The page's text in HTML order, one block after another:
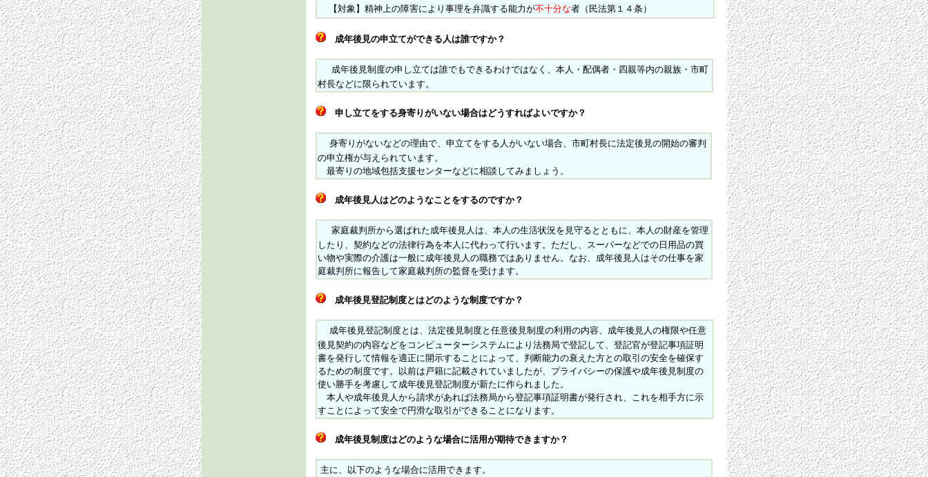
【対象】精神上の障害により事理を弁識する能力が不十分な者（民法第１４条）
成年後見の申立てができる人は誰ですか？
成年後見制度の申し立ては誰でもできるわけではなく、本人・配偶者・四親等内の親族・市町
村長などに限られています。
申し立てをする身寄りがいない場合はどうすればよいですか？
身寄りがないなどの理由で、申立てをする人がいない場合、市町村長に法定後見の開始の審判
の申立権が与えられています。
最寄りの地域包括支援センターなどに相談してみましょう。
成年後見人はどのようなことをするのですか？
家庭裁判所から選ばれた成年後見人は、本人の生活状況を見守るとともに、本人の財産を管理
したり、契約などの法律行為を本人に代わって行います。ただし、スーパーなどでの日用品の買
い物や実際の介護は一般に成年後見人の職務ではありません。なお、成年後見人はその仕事を家
庭裁判所に報告して家庭裁判所の監督を受けます。
成年後見登記制度とはどのような制度ですか？
成年後見登記制度とは、法定後見制度と任意後見制度の利用の内容、成年後見人の権限や任意
後見契約の内容などをコンピューターシステムにより法務局で登記して、登記官が登記事項証明
書を発行して情報を適正に開示することによって、判断能力の衰えた方との取引の安全を確保す
るための制度です。以前は戸籍に記載されていましたが、プライバシーの保護や成年後見制度の
使い勝手を考慮して成年後見登記制度が新たに作られました。
本人や成年後見人から請求があれば法務局から登記事項証明書が発行され、これを相手方に示
すことによって安全で円滑な取引ができることになります。
成年後見制度はどのような場合に活用が期待できますか？
主に、以下のような場合に活用できます。